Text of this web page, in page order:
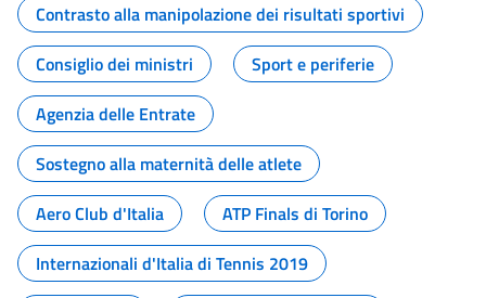
Contrasto alla manipolazione dei risultati sportivi
Consiglio dei ministri
Sport e periferie
Agenzia delle Entrate
Sostegno alla maternità delle atlete
Aero Club d'Italia
ATP Finals di Torino
Internazionali d'Italia di Tennis 2019